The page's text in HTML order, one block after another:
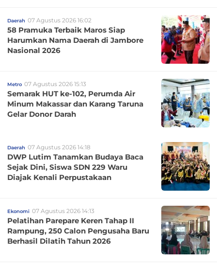
Daerah 07 Agustus 2026 16:02
58 Pramuka Terbaik Maros Siap
Harumkan Nama Daerah di Jambore
Nasional 2026
Metro 07 Agustus 2026 15:13
Semarak HUT ke-102, Perumda Air
Minum Makassar dan Karang Taruna
Gelar Donor Darah
Daerah 07 Agustus 2026 14:18
DWP Lutim Tanamkan Budaya Baca
Sejak Dini, Siswa SDN 229 Waru
Diajak Kenali Perpustakaan
Ekonomi 07 Agustus 2026 14:13
Pelatihan Parepare Keren Tahap II
Rampung, 250 Calon Pengusaha Baru
Berhasil Dilatih Tahun 2026